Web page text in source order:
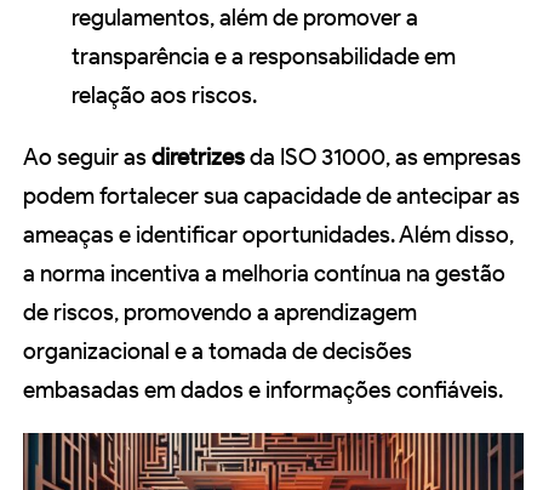
regulamentos, além de promover a
transparência e a responsabilidade em
relação aos riscos.
Ao seguir asdiretrizesda ISO 31000, as empresas
podem fortalecer sua capacidade de antecipar as
ameaças e identificar oportunidades. Além disso,
a norma incentiva a melhoria contínua na gestão
de riscos, promovendo a aprendizagem
organizacional e a tomada de decisões
embasadas em dados e informações confiáveis.